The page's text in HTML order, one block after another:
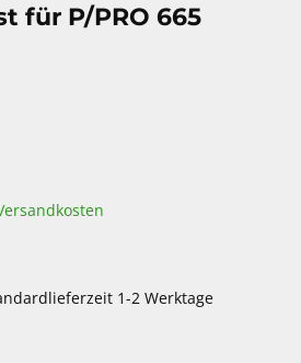
für P/PRO 665
1-2 Werktage